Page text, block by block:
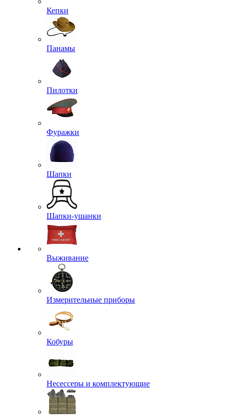
Кепки
Панамы
Пилотки
Фуражки
Шапки
Шапки-ушанки
Выживание
Измерительные приборы
Кобуры
Несессеры и комплектующие